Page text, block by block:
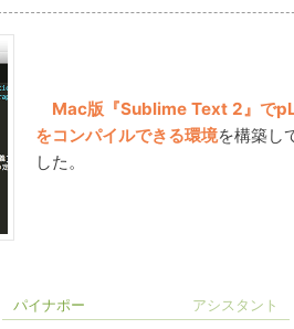
Mac版『Sublime Text 2』で
をコンパイルできる環境を構築し
した。
パイナポー